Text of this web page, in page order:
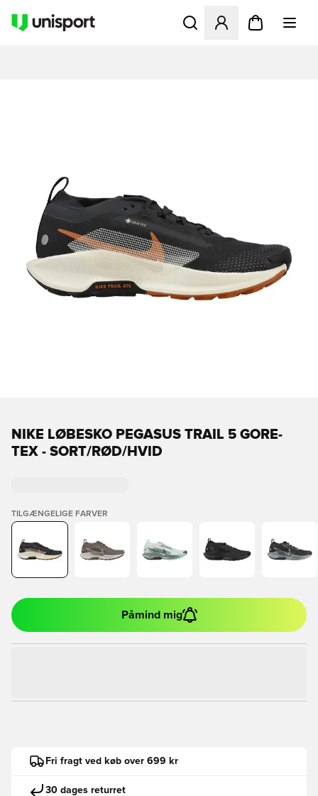
Åbner en Modal til at
NIKE LØBESKO PEGASUS TRAIL 5 GORE-
TEX - SORT/RØD/HVID
TILGÆNGELIGE FARVER
Påmind mig
Fri fragt ved køb over 699 kr
30 dages returret